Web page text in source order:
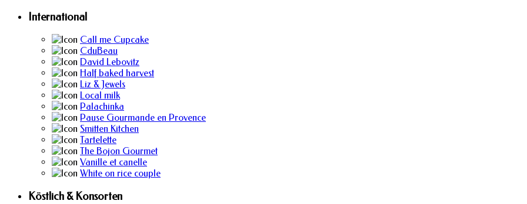
International
Call me Cupcake
CduBeau
David Lebovitz
Half baked harvest
Liz & Jewels
Local milk
Palachinka
Pause Gourmande en Provence
Smitten Kitchen
Tartelette
The Bojon Gourmet
Vanille et canelle
White on rice couple
Köstlich & Konsorten